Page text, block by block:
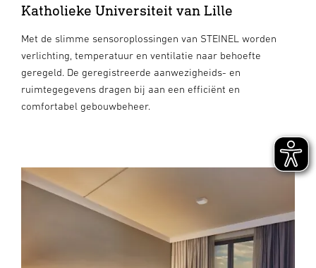
Katholieke Universiteit van Lille
Met de slimme sensoroplossingen van STEINEL worden
verlichting, temperatuur en ventilatie naar behoefte
geregeld. De geregistreerde aanwezigheids- en
ruimtegegevens dragen bij aan een efficiënt en
comfortabel gebouwbeheer.